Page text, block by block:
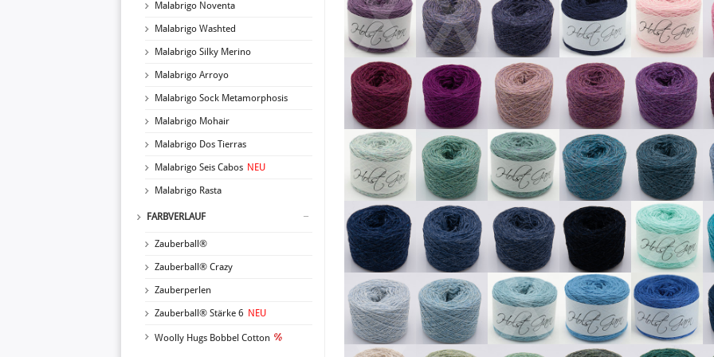
Malabrigo Noventa
Malabrigo Washted
Malabrigo Silky Merino
Malabrigo Arroyo
Malabrigo Sock Metamorphosis
Malabrigo Mohair
Malabrigo Dos Tierras
Malabrigo Seis Cabos NEU
Malabrigo Rasta
FARBVERLAUF
Zauberball®
Zauberball® Crazy
Zauberperlen
Zauberball® Stärke 6 NEU
Woolly Hugs Bobbel Cotton
X X
X
X